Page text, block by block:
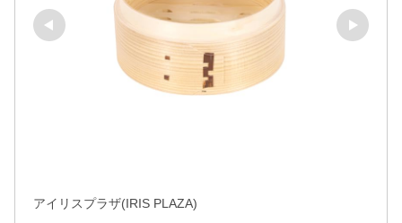
アイリスプラザ(IRIS PLAZA)